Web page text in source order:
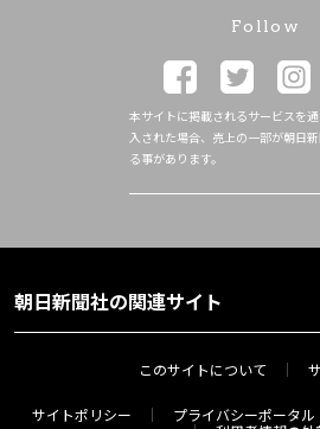
Follow
本サイトに掲載されるサービスを
入された場合、売上の一部が朝日
る事があります。
朝日新聞社の関連サイト
このサイトについて
サイトポリシー プライバシーポータル